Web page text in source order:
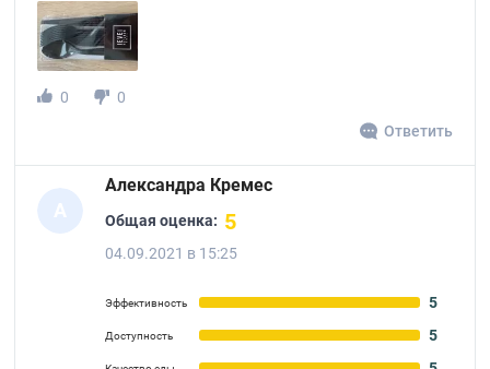
0
0
Ответить
А
Александра Кремес
Общая оценка: 5
04.09.2021 в 15:25
Эффективность 5
Доступность 5